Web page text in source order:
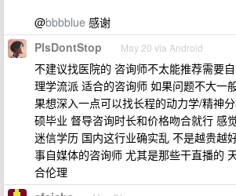
@bbbblue 感谢
PlsDontStop May 20 via Android
不建议找医院的 咨询师不太能推荐需要
理学流派 适合的咨询师 如果问题不大一
果想深入一点可以找长程的动力学/精神
硕毕业 督导咨询时长和价格吻合就行 感
迷信学历 国内这行业确实乱 不是越贵越
事自媒体的咨询师 尤其是那些干直播的
合伦理